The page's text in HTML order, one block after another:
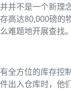
并不是一个新
高达80,000磅
难题地开展查找。
全方位的库存控
出入仓库时，他